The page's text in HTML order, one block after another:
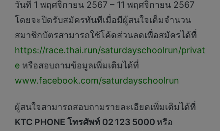
วันที่ 1 พฤศจิกายน 2567 – 11 พฤศจิกายน 2567
โดยจะปิดรับสมัครทันทีเมื่อมีผู้สนใจเต็มจำนวน
สมาชิกบัตรสามารถใช้โค้ดส่วนลดเพื่อสมัครได้ที่
https://race.thai.run/saturdayschoolrun/privat
e หรือสอบถามข้อมูลเพิ่มเติมได้ที่
www.facebook.com/saturdayschoolrun
ผู้สนใจสามารถสอบถามรายละเอียดเพิ่มเติมได้ที่
KTC PHONE โทรศัพท์ 02 123 5000 หรือ